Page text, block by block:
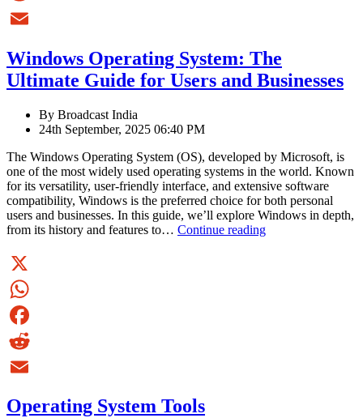
Political
Era
Reddit
Windows Operating System: The
Ultimate Guide for Users and Businesses
By Broadcast India
24th September, 2025 06:40 PM
The Windows Operating System (OS), developed by Microsoft, is
one of the most widely used operating systems in the world. Known
for its versatility, user-friendly interface, and extensive software
compatibility, Windows is the preferred choice for both personal
users and businesses. In this guide, we’ll explore Windows in depth,
from its history and features to… Continue readingWindows
X
WhatsApp
Facebook
Reddit
Operating System Tools